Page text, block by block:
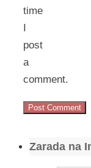
time
I
post
a
comment.
Zarada na